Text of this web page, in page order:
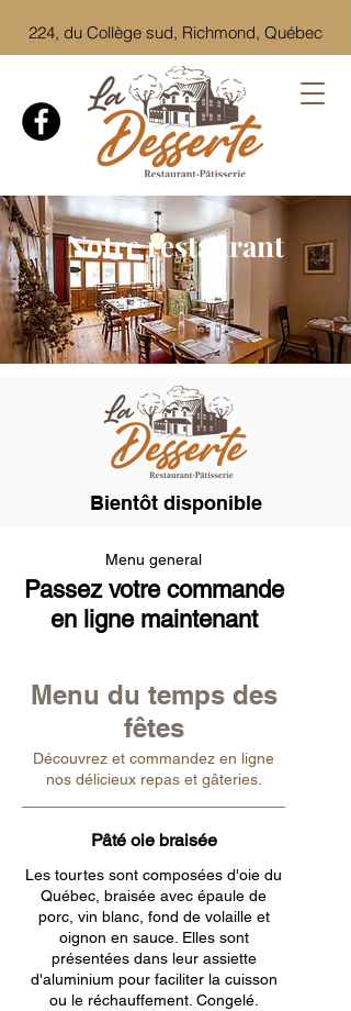
224, du Collège sud, Richmond, Québec
Notre restaurant
Bientôt disponible
Menu general
Passez votre commande
en ligne maintenant
Menu du temps des
fêtes
Découvrez et commandez en ligne
nos délicieux repas et gâteries.
Pâté oie braisée
Les tourtes sont composées d'oie du
Québec, braisée avec épaule de
porc, vin blanc, fond de volaille et
oignon en sauce. Elles sont
présentées dans leur assiette
d'aluminium pour faciliter la cuisson
ou le réchauffement. Congelé.